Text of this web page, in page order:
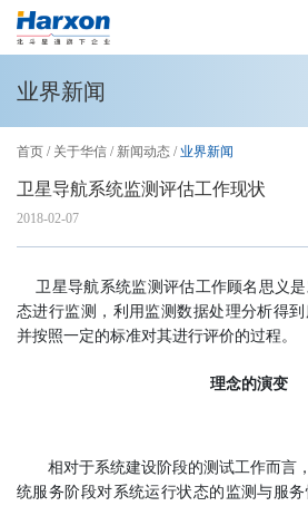
业界新闻
首页 / 关于华信 / 新闻动态 / 业界新闻
卫星导航系统监测评估工作现状
2018-02-07
卫星导航系统监测评估工作顾名思义
态进行监测，利用监测数据处理分析得
并按照一定的标准对其进行评价的过程。
理念的演变
相对于系统建设阶段的测试工作而言，
统服务阶段对系统运行状态的监测与服